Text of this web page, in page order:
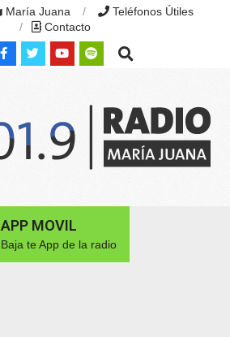
María Juana
Teléfonos Útiles
Contacto
Search
APP MOVIL
Baja te App de la radio